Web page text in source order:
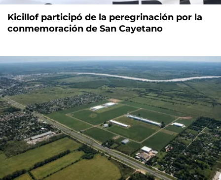
Kicillof participó de la peregrinación por la
conmemoración de San Cayetano